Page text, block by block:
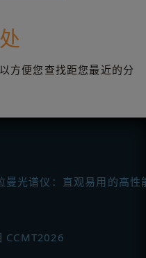
方便您查找距您最近的分
光谱仪：直观易用的高性
CCMT2026